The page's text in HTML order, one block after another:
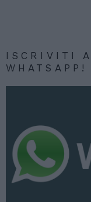
ISCRIVITI
WHATSAPP!